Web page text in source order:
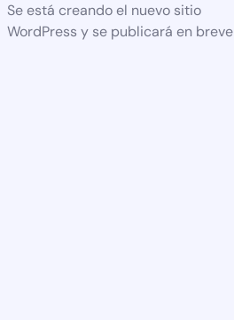
Se está creando el nuevo sitio
WordPress y se publicará en breve